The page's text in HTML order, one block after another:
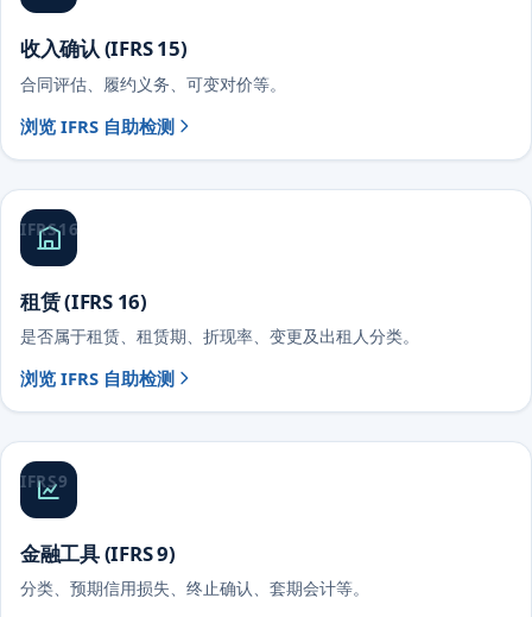
收入确认 (IFRS 15)
合同评估、履约义务、可变对价等。
浏览 IFRS 自助检测
IFRS 16
租赁 (IFRS 16)
是否属于租赁、租赁期、折现率、变更及出租人分类。
浏览 IFRS 自助检测
IFRS 9
金融工具 (IFRS 9)
分类、预期信用损失、终止确认、套期会计等。